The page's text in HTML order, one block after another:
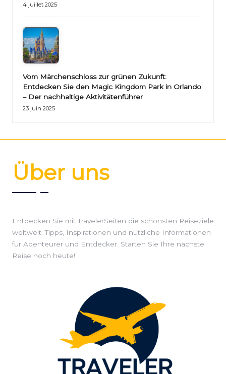
4 juillet 2025
Vom Märchenschloss zur grünen Zukunft:
Entdecken Sie den Magic Kingdom Park in Orlando
– Der nachhaltige Aktivitätenführer
23 juin 2025
Über uns
Entdecken Sie mit TravelerSeiten die schönsten Reiseziele
weltweit. Tipps, Inspirationen und nützliche Informationen
für Abenteurer und Entdecker. Starten Sie Ihre nächste
Reise noch heute!